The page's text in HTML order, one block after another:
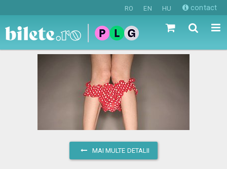
RO EN HU contact
MAI MULTE DETALII